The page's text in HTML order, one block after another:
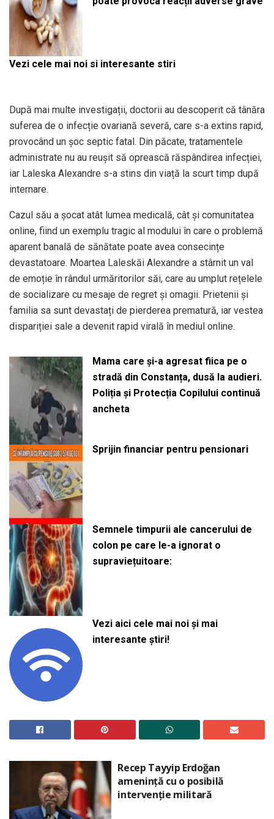
Vezi cele mai noi si interesante stiri
După mai multe investigații, doctorii au descoperit că tânăra
suferea de o infecție ovariană severă, care s-a extins rapid,
provocând un șoc septic fatal. Din păcate, tratamentele
administrate nu au reușit să oprească răspândirea infecției,
iar Laleska Alexandre s-a stins din viață la scurt timp după
internare.
Cazul său a șocat atât lumea medicală, cât și comunitatea
online, fiind un exemplu tragic al modului în care o problemă
aparent banală de sănătate poate avea consecințe
devastatoare. Moartea Laleskăi Alexandre a stârnit un val
de emoție în rândul urmăritorilor săi, care au umplut rețelele
de socializare cu mesaje de regret și omagii. Prietenii și
familia sa sunt devastați de pierderea prematură, iar vestea
dispariției sale a devenit rapid virală în mediul online.
Mama care și-a agresat fiica pe o
stradă din Constanța, dusă la audieri.
Poliția și Protecția Copilului continuă
ancheta
Sprijin financiar pentru pensionari
Semnele timpurii ale cancerului de
colon pe care le-a ignorat o
supraviețuitoare:
Vezi aici cele mai noi și mai
interesante știri!
Recep Tayyip Erdoğan
amenință cu o posibilă
intervenție militară